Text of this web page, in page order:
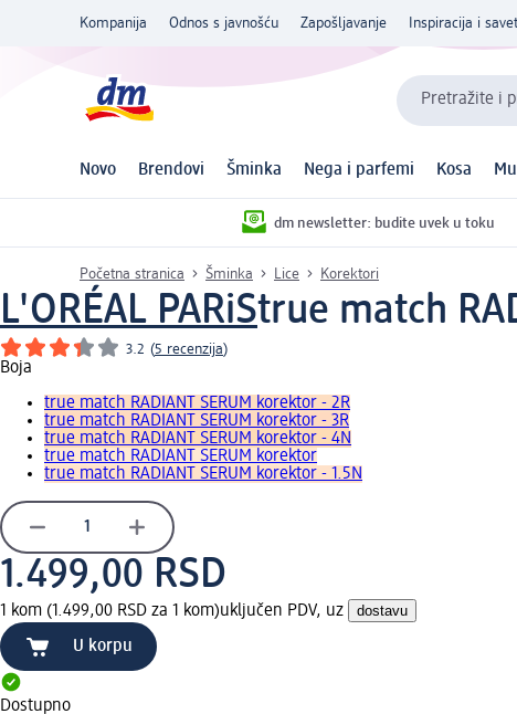
Kompanija Odnos s javnošću Zapošljavanje Inspiracija i
Pretražite i
Novo Brendovi Šminka Nega i parfemi Kosa
dm newsletter: budite uvek u toku
Početna stranica Šminka Lice Korektori
L'ORÉAL PARiStrue match
3.2 (5 recenzija)
Boja
true match RADIANT SERUM korektor - 2R
true match RADIANT SERUM korektor - 3R
true match RADIANT SERUM korektor - 4N
true match RADIANT SERUM korektor
true match RADIANT SERUM korektor - 1.5N
1.499,00 RSD
1 kom (1.499,00 RSD za 1 kom)uključen PDV, uz dostavu
U korpu
Dostupno